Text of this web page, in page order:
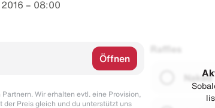
2016 – 08:00
Öffnen
Wir erhalten evtl. eine Provision,
der Preis gleich und du unterstützt uns
Raffles
Naked